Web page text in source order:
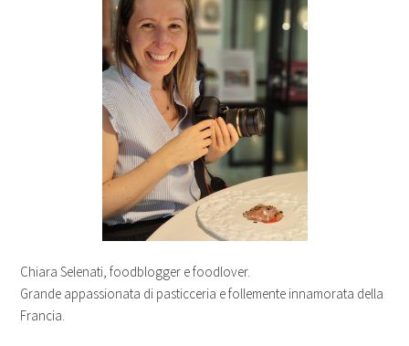
Chiara Selenati, foodblogger e foodlover.
Grande appassionata di pasticceria e follemente innamorata della
Francia.